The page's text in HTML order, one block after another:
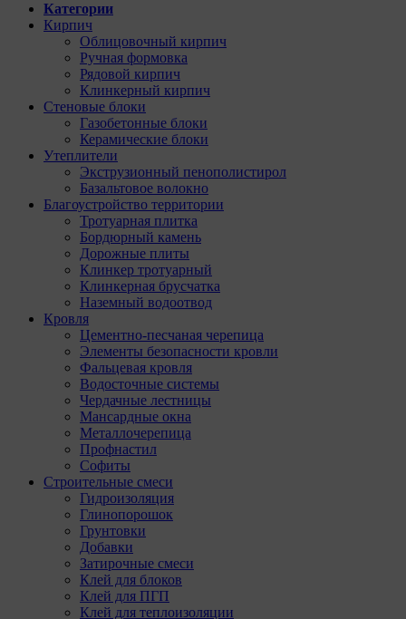
Категории
Кирпич
Облицовочный кирпич
Ручная формовка
Рядовой кирпич
Клинкерный кирпич
Стеновые блоки
Газобетонные блоки
Керамические блоки
Утеплители
Экструзионный пенополистирол
Базальтовое волокно
Благоустройство территории
Тротуарная плитка
Бордюрный камень
Дорожные плиты
Клинкер тротуарный
Клинкерная брусчатка
Наземный водоотвод
Кровля
Цементно-песчаная черепица
Элементы безопасности кровли
Фальцевая кровля
Водосточные системы
Чердачные лестницы
Мансардные окна
Металлочерепица
Профнастил
Софиты
Строительные смеси
Гидроизоляция
Глинопорошок
Грунтовки
Добавки
Затирочные смеси
Клей для блоков
Клей для ПГП
Клей для теплоизоляции